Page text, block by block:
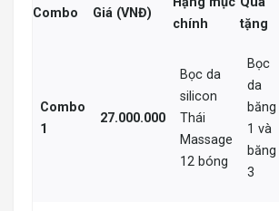
Combo Giá (VNĐ)
chính
tặng
Combo
1
27.000.000
Bọc da
silicon
Thái
Massage
12 bóng
Bọc
da
băng
1 và
băng
3